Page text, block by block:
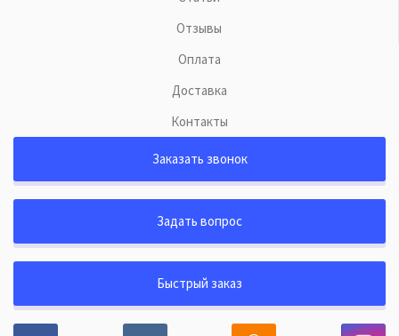
Отзывы
Оплата
Доставка
Контакты
Заказать звонок
Задать вопрос
Быстрый заказ